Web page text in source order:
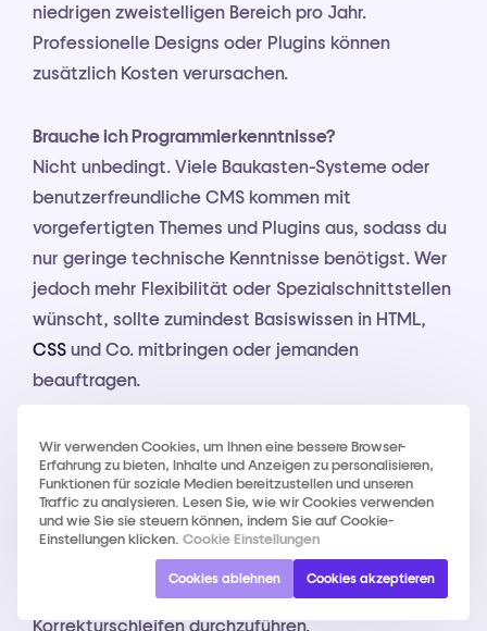
niedrigen zweistelligen Bereich pro Jahr.
Professionelle Designs oder Plugins können
zusätzlich Kosten verursachen.
Brauche ich Programmierkenntnisse?
Nicht unbedingt. Viele Baukasten-Systeme oder
benutzerfreundliche CMS kommen mit
vorgefertigten Themes und Plugins aus, sodass du
nur geringe technische Kenntnisse benötigst. Wer
jedoch mehr Flexibilität oder Spezialschnittstellen
wünscht, sollte zumindest Basiswissen in HTML,
CSS und Co. mitbringen oder jemanden
beauftragen.
Wie lange dauert es, bis eine Webseite fertig ist?
Das hängt vom Umfang und deiner Erfahrung ab.
Eine einfache Seite kann in wenigen Tagen stehen,
komplexere Projekte benötigen Wochen oder
Monate. Plane lieber etwas mehr Zeit ein, um
Details zu verfeinern, Inhalte zu erstellen und
Korrekturschleifen durchzuführen.
Wir verwenden Cookies, um Ihnen eine bessere Browser-
Erfahrung zu bieten, Inhalte und Anzeigen zu personalisieren,
Funktionen für soziale Medien bereitzustellen und unseren
Traffic zu analysieren. Lesen Sie, wie wir Cookies verwenden
und wie Sie sie steuern können, indem Sie auf Cookie-
Einstellungen klicken. Cookie Einstellungen
Cookies ablehnen Cookies akzeptieren